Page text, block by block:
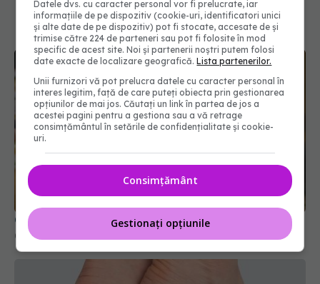
Cum să tai ceapa fără lacrimi, ca Gordon Ramsay
06 sep 2025, 11:30
Datele dvs. cu caracter personal vor fi prelucrate, iar
informațiile de pe dispozitiv (cookie-uri, identificatori unici
și alte date de pe dispozitiv) pot fi stocate, accesate de și
trimise către 224 de parteneri sau pot fi folosite în mod
specific de acest site. Noi și partenerii noștri putem folosi
date exacte de localizare geografică.Lista partenerilor.
Unii furnizori vă pot prelucra datele cu caracter personal în
interes legitim, față de care puteți obiecta prin gestionarea
opțiunilor de mai jos. Căutați un link în partea de jos a
acestei pagini pentru a gestiona sau a vă retrage
consimțământul în setările de confidențialitate și cookie-
uri.
Consimțământ
Gestionați opțiunile